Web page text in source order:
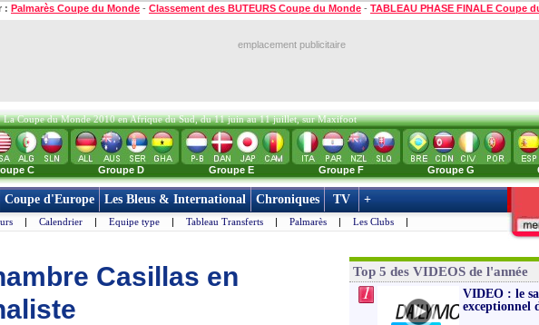
: Palmarès Coupe du Monde - Classement des BUTEURS Coupe du Monde - TABLEAU PHASE FINALE Coupe
emplacement publicitaire
La Coupe du Monde 2010 en Afrique du Sud, du 11 juin au 11 juillet, sur Maxifoot
C Groupe D Groupe E Groupe F Groupe G
Coupe d'Europe Les Bleus & International Chroniques TV +
| Calendrier | Equipe type | Tableau Transferts | Palmarès | Les Clubs |
Casillas en
Top 5 des VIDEOS de l'année
1
VIDEO : le
exceptionnel